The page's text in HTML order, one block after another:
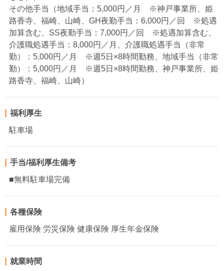
その他手当（地域手当：5,000円／月 ※神戸事業所、姫
路香寺、福崎、山崎、GH夜勤手当：6,000円／回 ※処遇
加算含む、SS夜勤手当：7,000円／回 ※処遇加算含む、
介護職処遇手当：8,000円／月、介護職処遇手当（非常
勤）：5,000円／月 ※週5日×8時間勤務、地域手当（非常
勤）：5,000円／月 ※週5日×8時間勤務、神戸事業所、姫
路香寺、福崎、山崎）
福利厚生
駐車場
手当/福利厚生備考
■無料駐車場完備
各種保険
雇用保険 労災保険 健康保険 厚生年金保険
就業時間